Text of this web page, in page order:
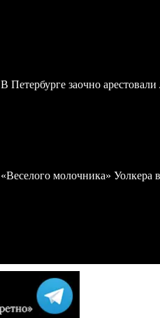
В Петербурге заочно
«Веселого молочника» Уолкера